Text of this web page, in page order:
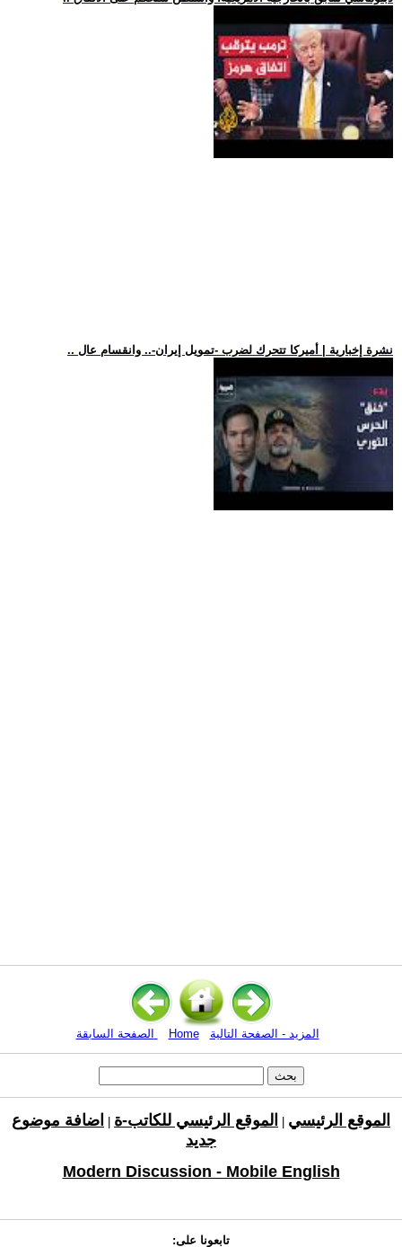
.. نشرة إخبارية | أميركا تتحرك لضرب -تمويل إيران-.. وانقسام عال
Home المزيد - الصفحة التالية
الموقع الرئيسي الموقع الرئيسي للكاتب-ة
اضافة موضوع
جديد
Modern Discussion - Mobile English
تابعونا على: